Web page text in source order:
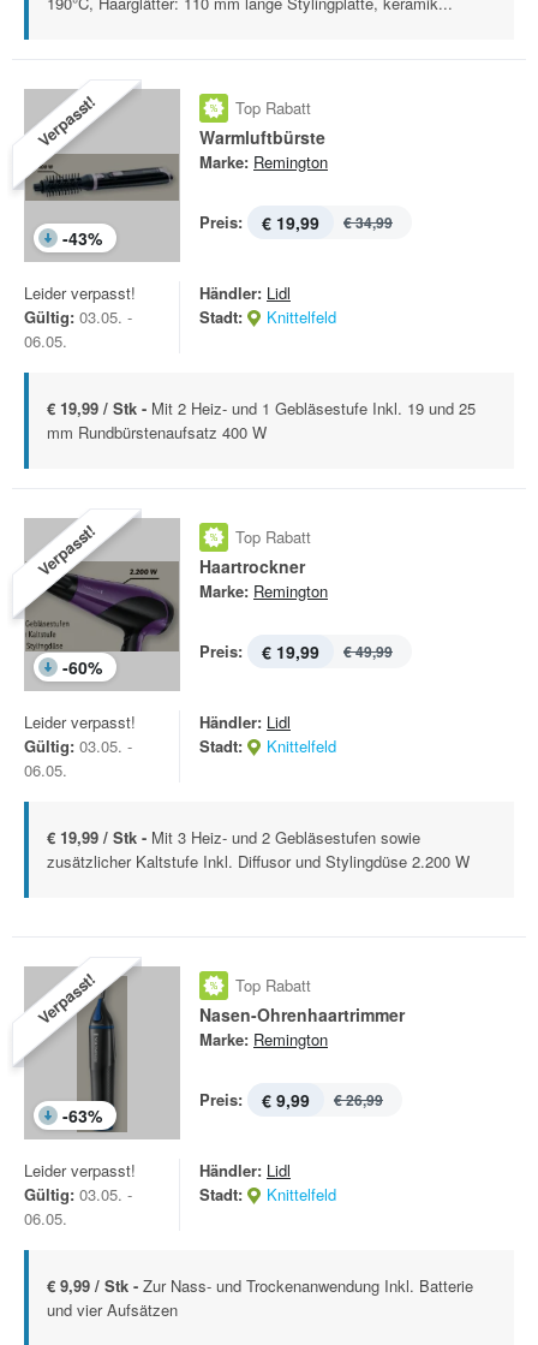
Verpasst!
-43%
Top Rabatt
Warmluftbürste
Marke: Remington
Preis: € 19,99 € 34,99
Leider verpasst!
Gültig: 03.05. -
06.05.
Händler: Lidl
Stadt:
Knittelfeld
€ 19,99 / Stk - Mit 2 Heiz- und 1 Gebläsestufe Inkl. 19 und 25
mm Rundbürstenaufsatz 400 W
Verpasst!
-60%
Top Rabatt
Haartrockner
Marke: Remington
Preis: € 19,99 € 49,99
Leider verpasst!
Gültig: 03.05. -
06.05.
Händler: Lidl
Stadt:
Knittelfeld
€ 19,99 / Stk - Mit 3 Heiz- und 2 Gebläsestufen sowie
zusätzlicher Kaltstufe Inkl. Diffusor und Stylingdüse 2.200 W
Verpasst!
-63%
Top Rabatt
Nasen-Ohrenhaartrimmer
Marke: Remington
Preis: € 9,99 € 26,99
Leider verpasst!
Gültig: 03.05. -
06.05.
Händler: Lidl
Stadt:
Knittelfeld
€ 9,99 / Stk - Zur Nass- und Trockenanwendung Inkl. Batterie
und vier Aufsätzen